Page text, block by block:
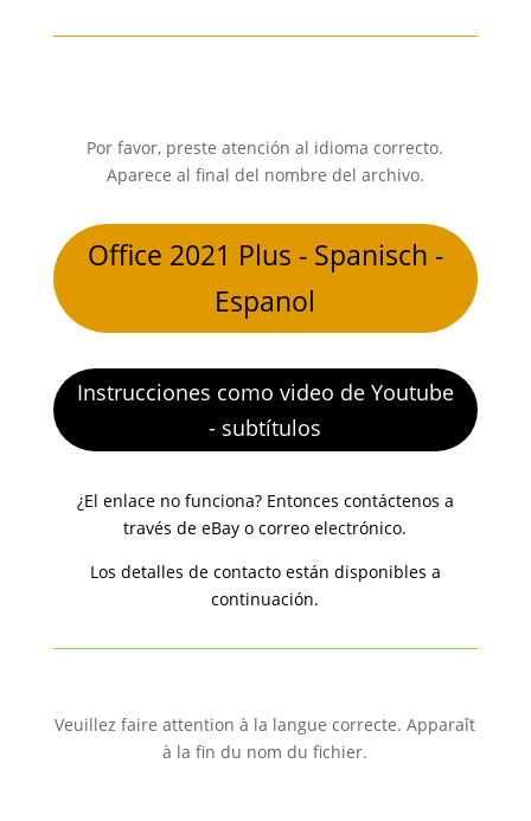
Por favor, preste atención al idioma correcto.
Aparece al final del nombre del archivo.
Office 2021 Plus - Spanisch -
Espanol
Instrucciones como video de Youtube
- subtítulos
¿El enlace no funciona? Entonces contáctenos a
través de eBay o correo electrónico.
Los detalles de contacto están disponibles a
continuación.
Veuillez faire attention à la langue correcte. Apparaît
à la fin du nom du fichier.